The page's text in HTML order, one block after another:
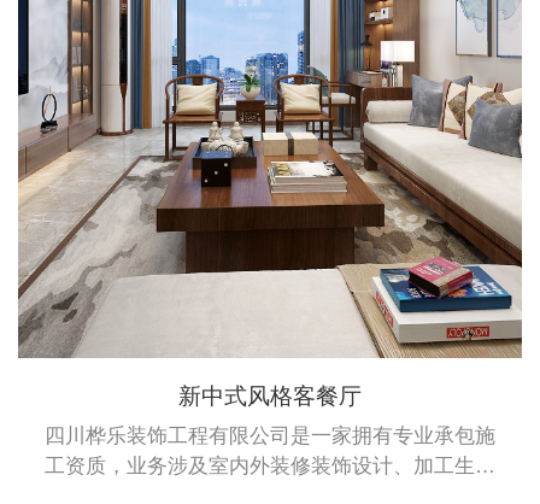
新中式风格客餐厅
四川桦乐装饰工程有限公司是一家拥有专业承包施
工资质，业务涉及室内外装修装饰设计、加工生产